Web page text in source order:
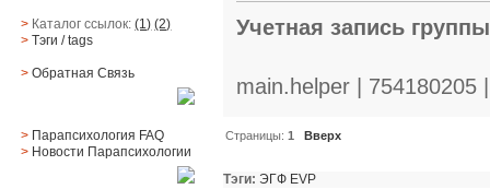
> Каталог ссылок:(1) (2)
> Тэги/ tags
> Обратная Cвязь
> Парапсихология FAQ
> Новости Парапсихологии
Учетная запись
main.helper |
Страницы:1 Вверх
Тэги: ЭГФ EVP